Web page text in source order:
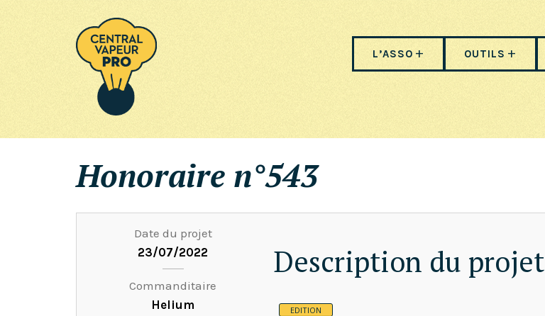
L’ASSO OUTILS
Honoraire n°543
Date du projet
23/07/2022
Commanditaire
Helium
Description du projet
EDITION